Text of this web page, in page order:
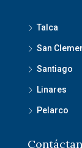
Talca
San
Santiago
Linares
Pelarco